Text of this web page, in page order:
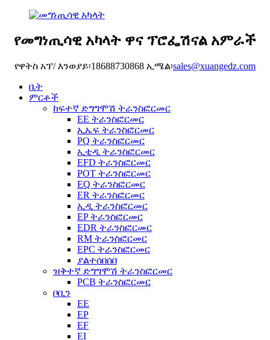
የመግነጢሳዊ አካላት ዋና ፕሮፌሽናል አምራች
የዋትስ አፕ/ እንወያይ፡18688730868 ኢሜል፡sales@xuangedz.com
ቤት
ምርቶች
ከፍተኛ ድግግሞሽ ትራንስፎርመር
EE ትራንስፎርመር
ኢኤፍ ትራንስፎርመር
PQ ትራንስፎርመር
ኢቲዲ ትራንስፎርመር
EFD ትራንስፎርመር
POT ትራንስፎርመር
EQ ትራንስፎርመር
ER ትራንስፎርመር
ኢዲ ትራንስፎርመር
EP ትራንስፎርመር
EDR ትራንስፎርመር
RM ትራንስፎርመር
EPC ትራንስፎርመር
ያልተሰበሰበ
ዝቅተኛ ድግግሞሽ ትራንስፎርመር
PCB ትራንስፎርመር
ቦቢን
EE
EP
EF
EI